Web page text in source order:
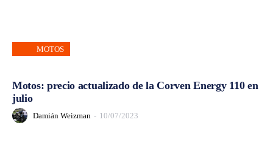
MOTOS
Motos: precio actualizado de la Corven Energy 110 en
julio
Damián Weizman - 10/07/2023